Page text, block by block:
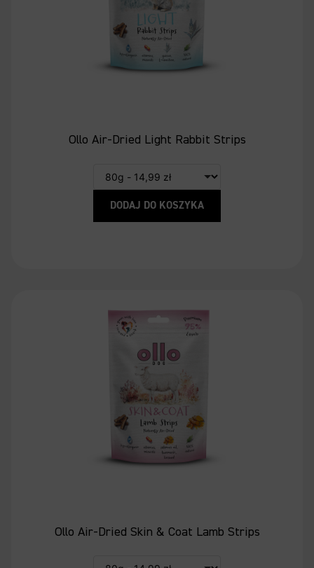
Ollo Air-Dried Light Rabbit Strips
DODAJ DO KOSZYKA
Ollo Air-Dried Skin & Coat Lamb Strips